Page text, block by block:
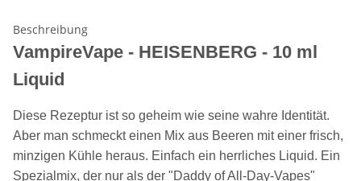
Beschreibung
VampireVape - HEISENBERG - 10 ml
Liquid
Diese Rezeptur ist so geheim wie seine wahre Identität.
Aber man schmeckt einen Mix aus Beeren mit einer frisch,
minzigen Kühle heraus. Einfach ein herrliches Liquid. Ein
Spezialmix, der nur als der "Daddy of All-Day-Vapes"